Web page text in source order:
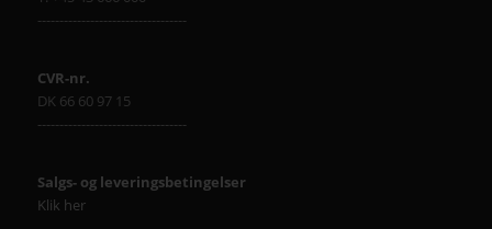
----------------------------------
CVR-nr.
DK 66 60 97 15
----------------------------------
Salgs- og leveringsbetingelser
Klik her